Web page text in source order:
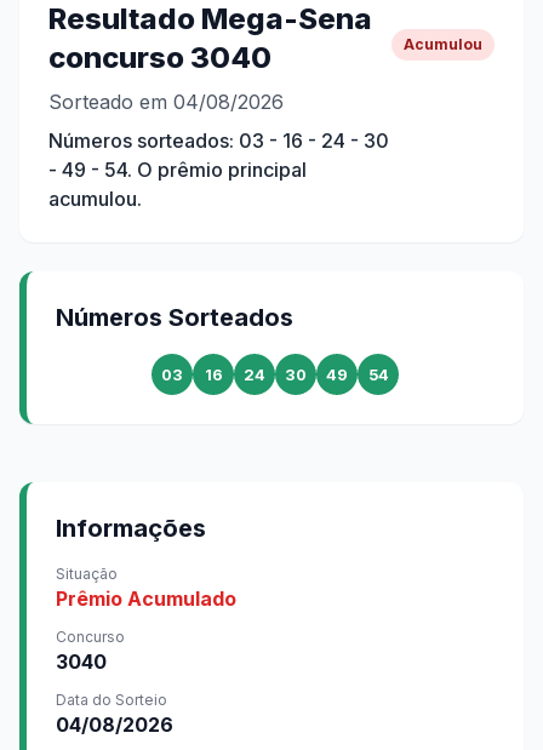
Resultado Mega-Sena
concurso 3040
Sorteado em 04/08/2026
Números sorteados: 03 - 16 - 24 - 30
- 49 - 54. O prêmio principal
acumulou.
Acumulou
Números Sorteados
03 16 24 30 49 54
Informações
Situação
Prêmio Acumulado
Concurso
3040
Data do Sorteio
04/08/2026